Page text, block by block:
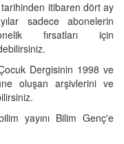
itibaren dört ay
sadece abonelerin
fırsatları için
Dergisinin 1998 ve
oluşan arşivlerini ve
yayını Bilim Genç'e